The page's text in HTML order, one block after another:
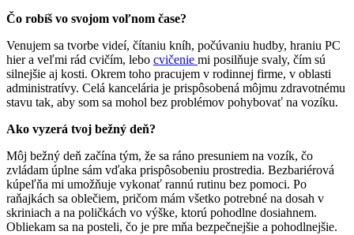
Čo robíš vo svojom voľnom čase?
Venujem sa tvorbe videí, čítaniu kníh, počúvaniu hudby, hraniu PC
hier a veľmi rád cvičím, lebo cvičenie mi posilňuje svaly, čím sú
silnejšie aj kosti. Okrem toho pracujem v rodinnej firme, v oblasti
administratívy. Celá kancelária je prispôsobená môjmu zdravotnému
stavu tak, aby som sa mohol bez problémov pohybovať na vozíku.
Ako vyzerá tvoj bežný deň?
Môj bežný deň začína tým, že sa ráno presuniem na vozík, čo
zvládam úplne sám vďaka prispôsobeniu prostredia. Bezbariérová
kúpeľňa mi umožňuje vykonať rannú rutinu bez pomoci. Po
raňajkách sa oblečiem, pričom mám všetko potrebné na dosah v
skriniach a na poličkách vo výške, ktorú pohodlne dosiahnem.
Obliekam sa na posteli, čo je pre mňa bezpečnejšie a pohodlnejšie.